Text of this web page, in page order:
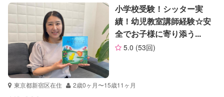
特徴 料金 レビュー
サポートの特徴
資格
企業型割引対象(旧内閣府補助対象)
自治体届出済ベビーシッター
保育士
小学校受験！シッター実
績！幼児教室講師経験☆安
全でお子様に寄り添う...
5.0 (53回)
東京都新宿区在住 2歳0ヶ月〜15歳11ヶ月